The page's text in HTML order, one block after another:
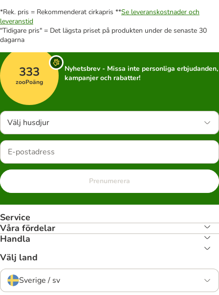
*Rek. pris = Rekommenderat cirkapris **Se leveranskostnader och
leveranstid
"Tidigare pris" = Det lägsta priset på produkten under de senaste 30
dagarna
333
zooPoäng
Nyhetsbrev - Missa inte personliga erbjudanden,
kampanjer och rabatter!
Välj husdjur
Prenumerera
Service
Våra fördelar
Handla
Välj land
Sverige / sv